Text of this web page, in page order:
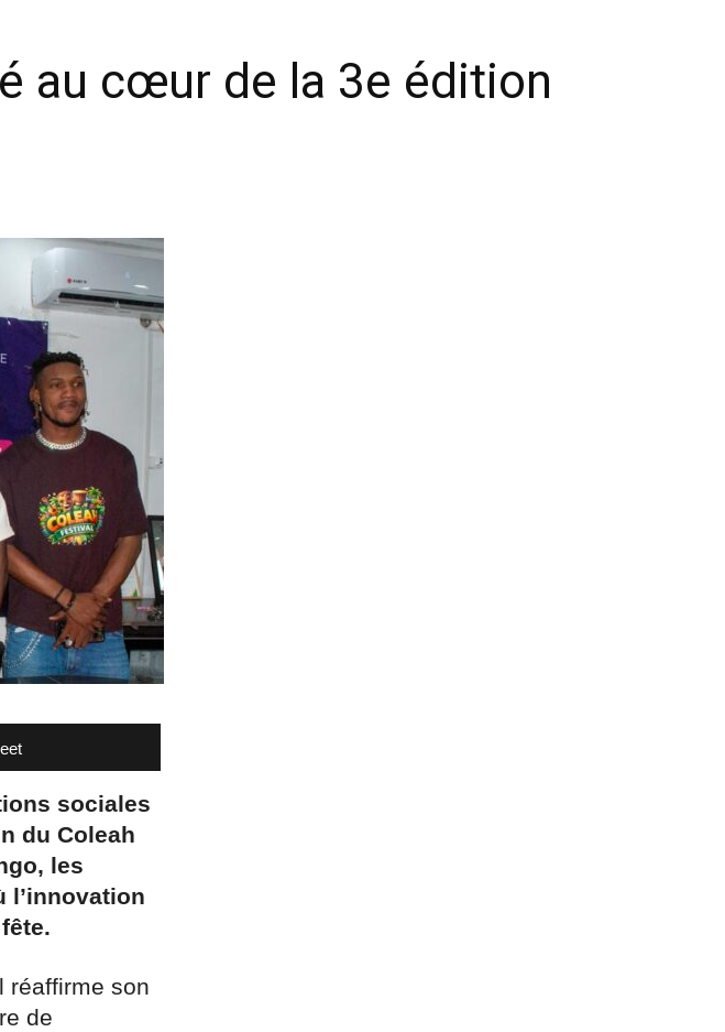
au cœur de la 3e édition
sociales
du Coleah
les
l’innovation
réaffirme son
de